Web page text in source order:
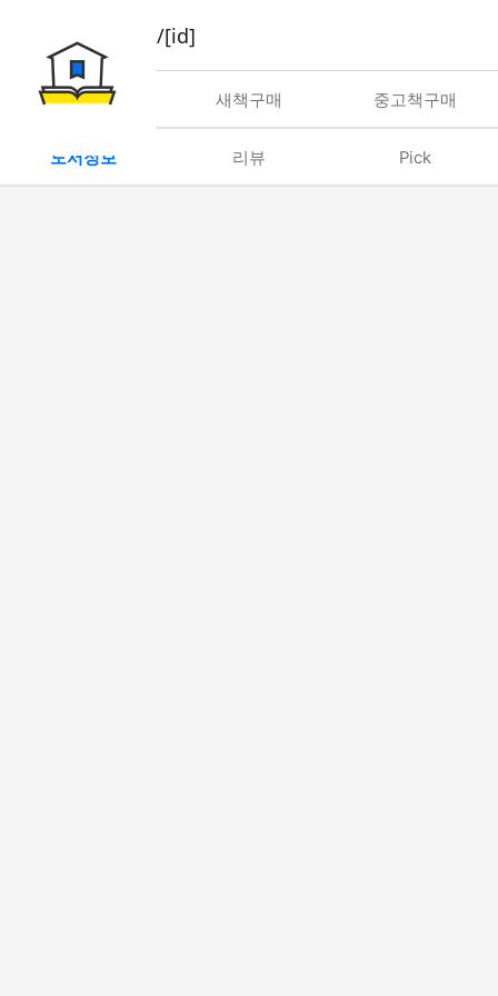
book/rent/[id]
대여 새책구매 중고책구매
도서정보 리뷰 Pick